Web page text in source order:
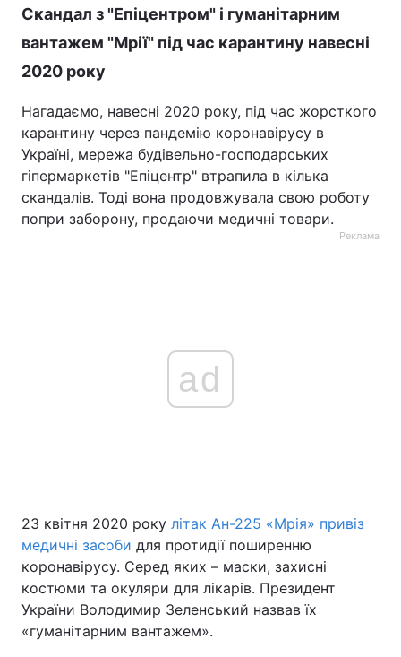
Скандал з "Епіцентром" і гуманітарним
вантажем "Мрії" під час карантину навесні
2020 року
Нагадаємо, навесні 2020 року, під час жорсткого
карантину через пандемію коронавірусу в
Україні, мережа будівельно-господарських
гіпермаркетів "Епіцентр" втрапила в кілька
скандалів. Тоді вона продовжувала свою роботу
попри заборону, продаючи медичні товари.
Реклама
ad
23 квітня 2020 року літак Ан-225 «Мрія» привіз
медичні засоби для протидії поширенню
коронавірусу. Серед яких – маски, захисні
костюми та окуляри для лікарів. Президент
України Володимир Зеленський назвав їх
«гуманітарним вантажем».